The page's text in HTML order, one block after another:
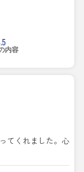
内容
てくれました。心